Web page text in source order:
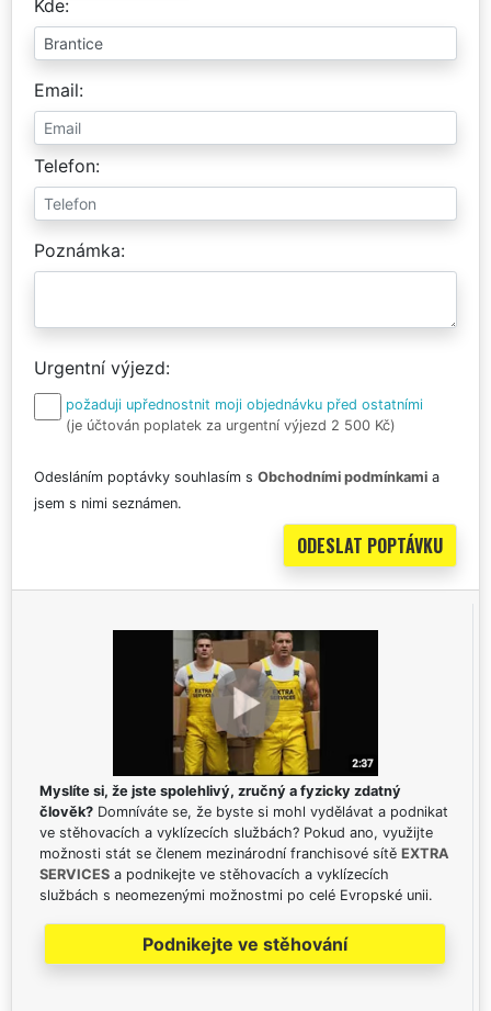
Kde
Email
Telefon
Poznámka
Urgentní výjezd
požaduji upřednostnit moji objednávku před ostatními
(je účtován poplatek za urgentní výjezd 2 500 Kč)
Odesláním poptávky souhlasím s Obchodními podmínkami a
jsem s nimi seznámen.
Myslíte si, že jste spolehlivý, zručný a fyzicky zdatný
člověk? Domníváte se, že byste si mohl vydělávat a podnikat
ve stěhovacích a vyklízecích službách? Pokud ano, využijte
možnosti stát se členem mezinárodní franchisové sítě EXTRA
SERVICES a podnikejte ve stěhovacích a vyklízecích
službách s neomezenými možnostmi po celé Evropské unii.
Podnikejte ve stěhování